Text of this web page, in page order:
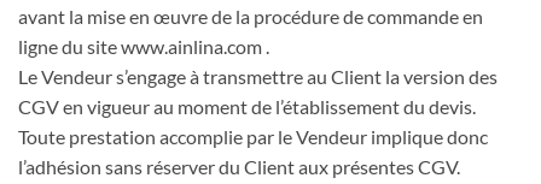
avant la mise en œuvre de la procédure de commande en
ligne du site www.ainlina.com .
Le Vendeur s’engage à transmettre au Client la version des
CGV en vigueur au moment de l’établissement du devis.
Toute prestation accomplie par le Vendeur implique donc
l’adhésion sans réserver du Client aux présentes CGV.